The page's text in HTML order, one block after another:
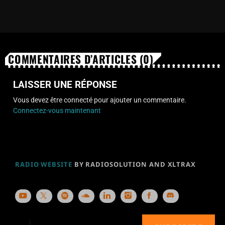
COMMENTAIRES D’ARTICLES (0)
LAISSER UNE RÉPONSE
Vous devez être connecté pour ajouter un commentaire.
Connectez-vous maintenant
RADIO WEBSITE BY RADIOSOLUTION AND XLTRAX